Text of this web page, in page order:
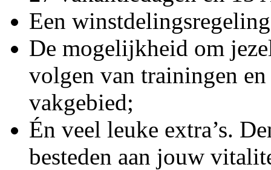
Een
De mogelijkheid om
volgen van trainingen
vakgebied;
Én veel leuke extra’s.
besteden aan jouw